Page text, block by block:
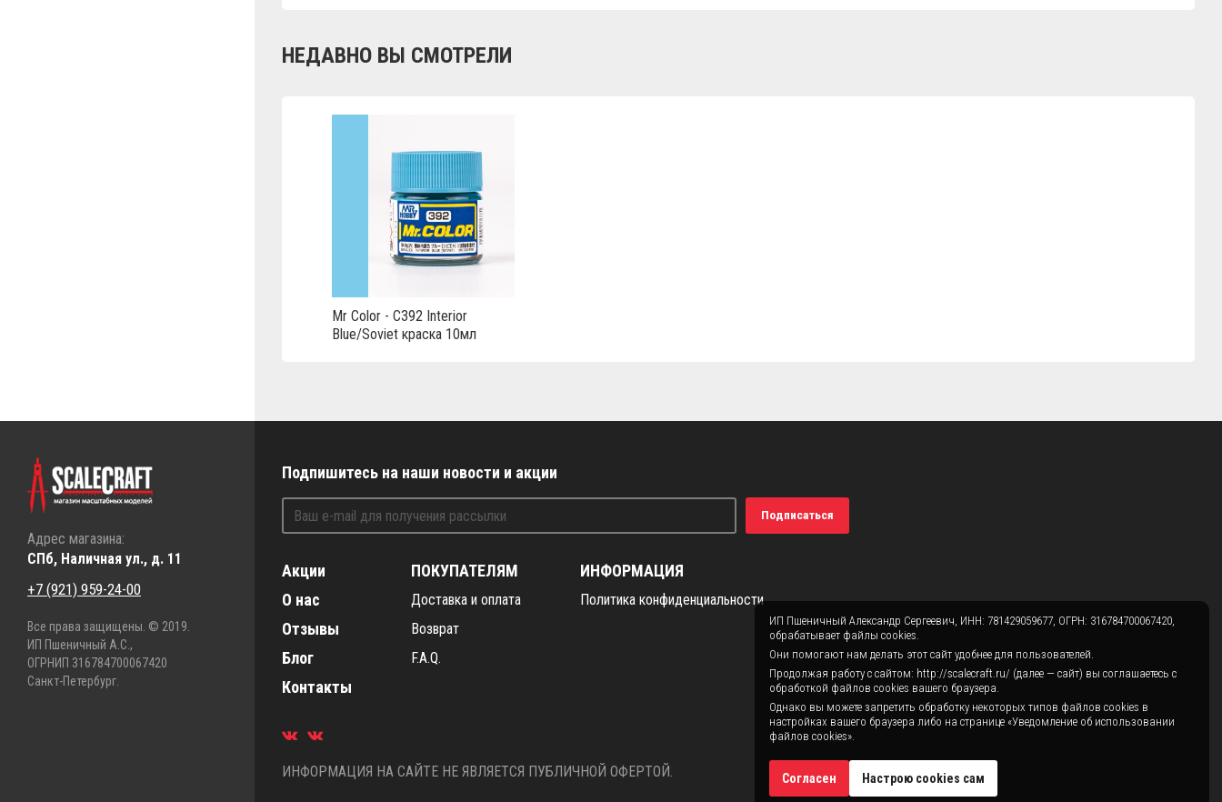
НЕДАВНО ВЫ СМОТРЕЛИ
Mr Color - C392 Interior
Blue/Soviet краска 10мл
Адрес магазина:
СПб, Наличная ул., д. 11
+7 (921) 959-24-00
Все права защищены. © 2019.
ИП Пшеничный А.С.,
ОГРНИП 316784700067420
Санкт-Петербург.
Подпишитесь на наши новости и акции
Подписаться
Акции
О нас
Отзывы
Блог
Контакты
ПОКУПАТЕЛЯМ
Доставка и оплата
Возврат
F.A.Q.
ИНФОРМАЦИЯ
Политика конфиденциальности
ИНФОРМАЦИЯ НА САЙТЕ НЕ ЯВЛЯЕТСЯ ПУБЛИЧНОЙ ОФЕРТОЙ.
ИП Пшеничный Александр Сергеевич, ИНН: 781429059677, ОГРН: 316784700067420,
обрабатывает файлы cookies.
Они помогают нам делать этот сайт удобнее для пользователей.
Продолжая работу с сайтом: http://scalecraft.ru/ (далее — сайт) вы соглашаетесь с
обработкой файлов cookies вашего браузера.
Однако вы можете запретить обработку некоторых типов файлов cookies в
настройках вашего браузера либо на странице «Уведомление об использовании
файлов cookies».
Согласен Настрою cookies сам